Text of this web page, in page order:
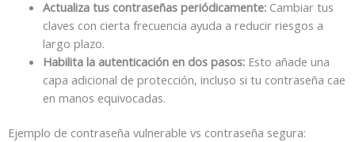
Actualiza tus contraseñas periódicamente:Cambiar tus
claves con cierta frecuencia ayuda a reducir riesgos a
largo plazo.
Habilita la autenticación en dos pasos:Esto añade una
capa adicional de protección, incluso si tu contraseña cae
en manos equivocadas.
Ejemplo de contraseña vulnerable vs contraseña segura: